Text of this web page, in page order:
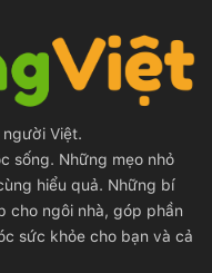
Việt.
sống. Những mẹo nhỏ
hiểu quả. Những bí
cho ngôi nhà, góp phần
sức khỏe cho bạn và cả